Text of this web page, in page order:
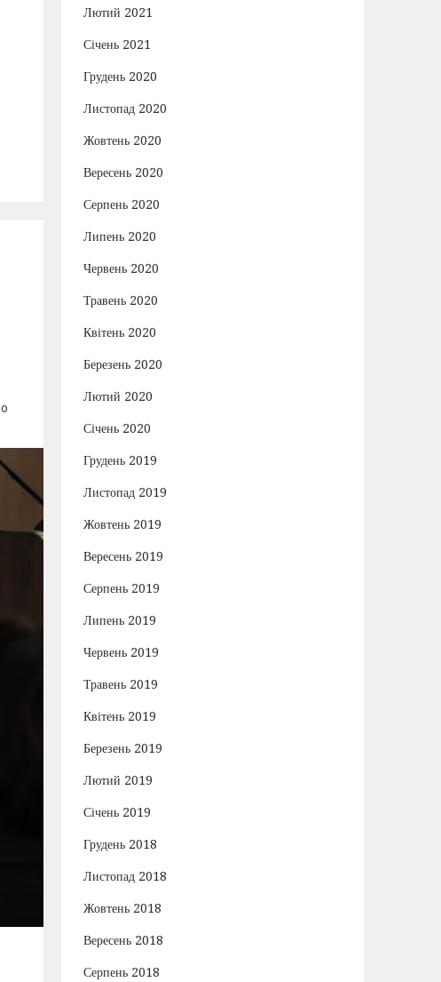
0
Лютий 2021
Січень 2021
Грудень 2020
Листопад 2020
Жовтень 2020
Вересень 2020
Серпень 2020
Липень 2020
Червень 2020
Травень 2020
Квітень 2020
Березень 2020
Лютий 2020
Січень 2020
Грудень 2019
Листопад 2019
Жовтень 2019
Вересень 2019
Серпень 2019
Липень 2019
Червень 2019
Травень 2019
Квітень 2019
Березень 2019
Лютий 2019
Січень 2019
Грудень 2018
Листопад 2018
Жовтень 2018
Вересень 2018
Серпень 2018